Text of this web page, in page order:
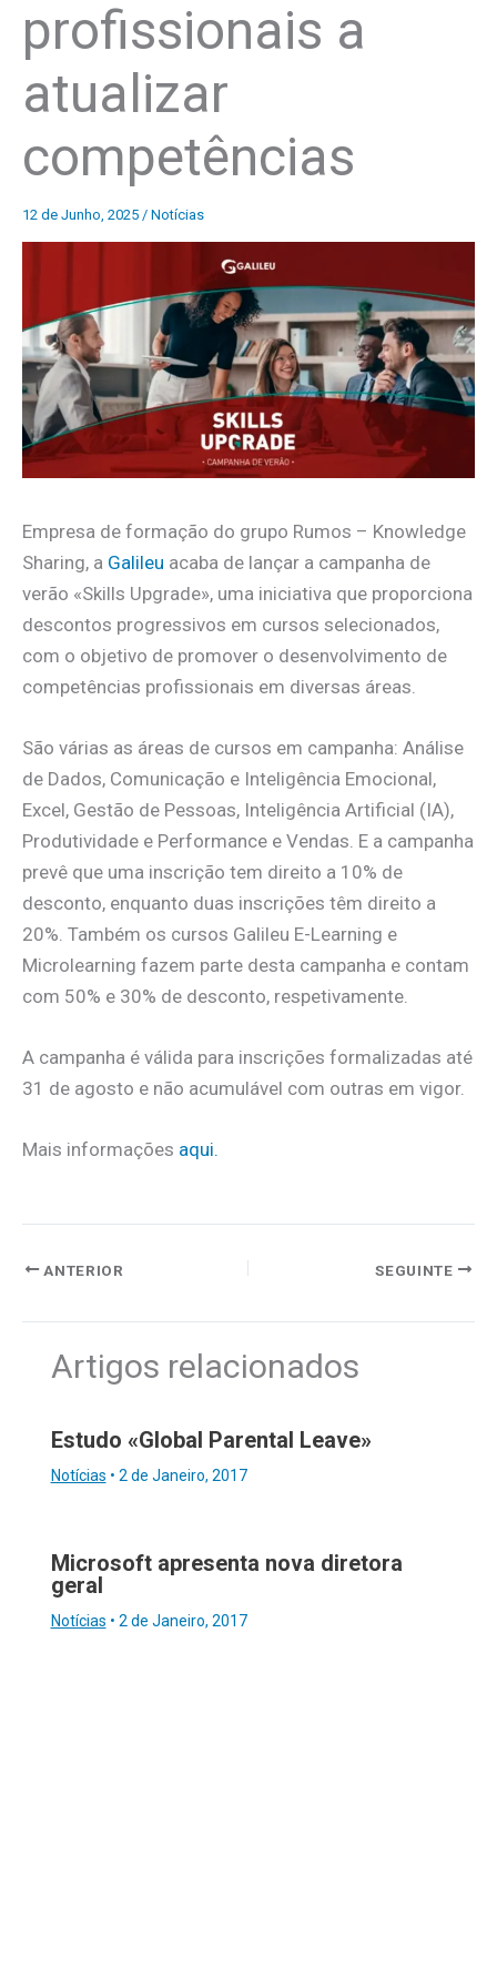
profissionais a
atualizar
competências
12 de Junho, 2025 / Notícias
Empresa de formação do grupo Rumos – Knowledge
Sharing, a Galileu acaba de lançar a campanha de
verão «Skills Upgrade», uma iniciativa que proporciona
descontos progressivos em cursos selecionados,
com o objetivo de promover o desenvolvimento de
competências profissionais em diversas áreas.
São várias as áreas de cursos em campanha: Análise
de Dados, Comunicação e Inteligência Emocional,
Excel, Gestão de Pessoas, Inteligência Artificial (IA),
Produtividade e Performance e Vendas. E a campanha
prevê que uma inscrição tem direito a 10% de
desconto, enquanto duas inscrições têm direito a
20%. Também os cursos Galileu E-Learning e
Microlearning fazem parte desta campanha e contam
com 50% e 30% de desconto, respetivamente.
A campanha é válida para inscrições formalizadas até
31 de agosto e não acumulável com outras em vigor.
Mais informações aqui.
ANTERIOR SEGUINTE
Artigos relacionados
Estudo «Global Parental Leave»
Notícias • 2 de Janeiro, 2017
Microsoft apresenta nova diretora
geral
Notícias • 2 de Janeiro, 2017